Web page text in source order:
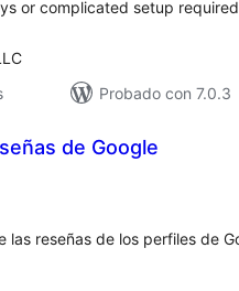
or complicated setup
Probado con 7.0.3
de Google
las reseñas de los perfiles de